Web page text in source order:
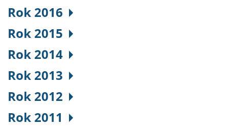
Rok 2016
Rok 2015
Rok 2014
Rok 2013
Rok 2012
Rok 2011